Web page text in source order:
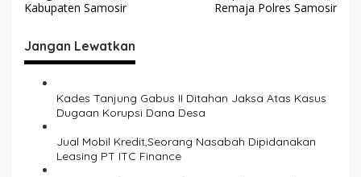
v
i
g
Kabupaten Samosir
Remaja Polres Samosir
Jangan Lewatkan
Kades Tanjung Gabus II Ditahan Jaksa Atas Kasus
Dugaan Korupsi Dana Desa
Jual Mobil Kredit,Seorang Nasabah Dipidanakan
Leasing PT ITC Finance